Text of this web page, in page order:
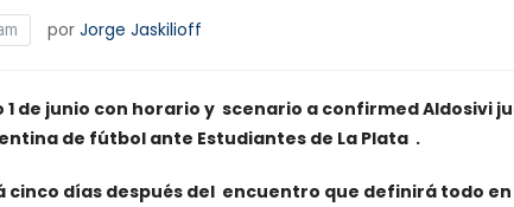
por Jorge Jaskilioff
1 de junio con horario y scenario a confirmed Aldosivi
de fútbol ante Estudiantes de La Plata .
cinco días después del encuentro que definirá todo